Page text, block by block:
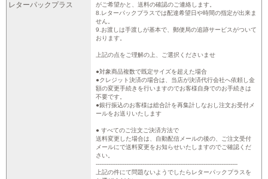
レターパックプラス
がご希望かと、送料の確認のご連絡します。
8.レターパックプラスでは配達希望日や時間の指定が出来ま
せん。
9.お渡しは手渡しが基本で、郵便局の追跡サービスがついて
おります。
上記の点をご理解の上、ご選択くださいませ
●対象商品複数で既定サイズを超えた場合
●クレジット決済の場合は、当店が決済代行会社へ依頼し金
額の変更手続きを行いますのでお客様自身でのお手続きは
不要です。
●銀行振込のお客様は総合計を再集計しなおし注文お受付メ
ールをお送りいたします
● すべてのご注文ご決済方法で
送料変更した場合は、自動配信メールの後の、ご注文受付
メールにで送料変更をお知らせいたしますのでご確認くだ
さい。
-------------------------------------------------------------------------------
上記の件にて問題ないようでしたらレターパックプラスを